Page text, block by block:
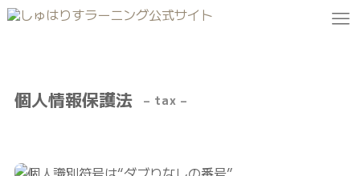
個人情報保護法 – tax –